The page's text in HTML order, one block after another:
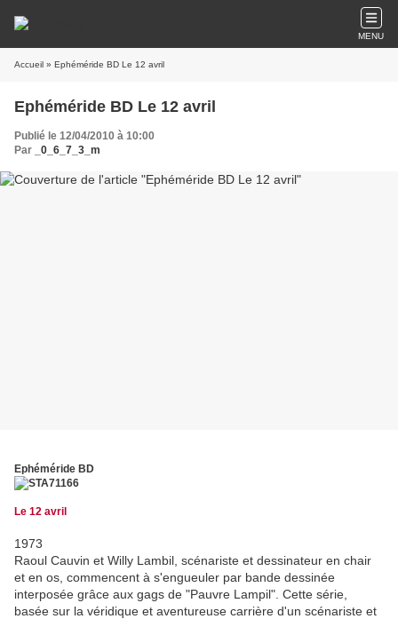
MENU
Accueil » Ephéméride BD Le 12 avril
Ephéméride BD Le 12 avril
Publié le 12/04/2010 à 10:00
Par
_0_6_7_3_m
Ephéméride BD
Le 12 avril
1973
Raoul Cauvin et Willy Lambil, scénariste et dessinateur en chair
et en os, commencent à s'engueuler par bande dessinée
interposée grâce aux gags de "Pauvre Lampil". Cette série,
basée sur la véridique et aventureuse carrière d'un scénariste et